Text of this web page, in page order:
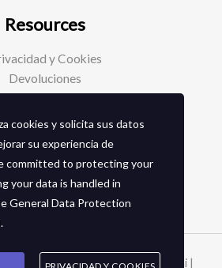
Resources
y Cookies
Devoluciones
Media
Facebook
Instagram
en granada - Calzados toñi |
cookies y solicita sus datos
su experiencia de
committed to protecting your
your data is handled in
General Data Protection
.